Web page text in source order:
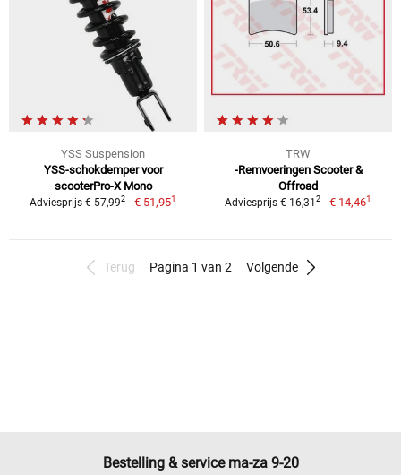
YSS Suspension
YSS-schokdemper voor
scooterPro-X Mono
Adviesprijs € 57,992 € 51,951
TRW
-Remvoeringen Scooter &
Offroad
Adviesprijs € 16,312 € 14,461
Terug Pagina 1 van 2 Volgende
Bestelling & service ma-za 9-20